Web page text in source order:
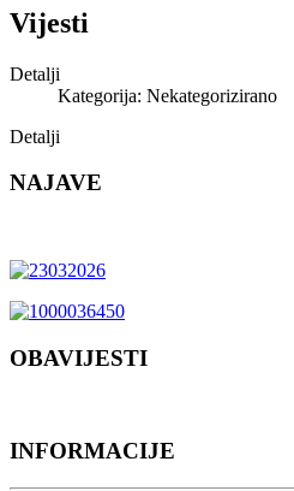
Vijesti
Detalji
Kategorija: Nekategorizirano
Detalji
NAJAVE
OBAVIJESTI
INFORMACIJE